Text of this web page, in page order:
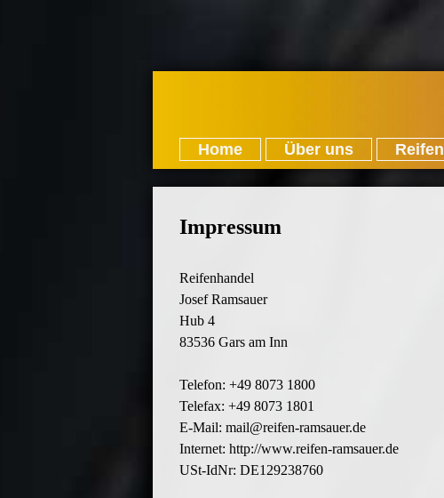
Home Über uns Reifen
Impressum
Reifenhandel
Josef Ramsauer
Hub 4
83536 Gars am Inn
Telefon: +49 8073 1800
Telefax: +49 8073 1801
E-Mail: ed.reuasmar-nefier@liam
Internet: http://www.reifen-ramsauer.de
USt-IdNr: DE129238760